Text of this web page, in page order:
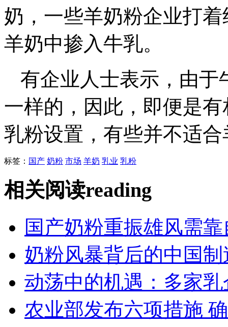
奶，一些羊奶粉企业打
羊奶中掺入牛乳。
有企业人士表示，由于
一样的，因此，即便是
乳粉设置，有些并不适合
标签： 国产 奶粉 市场 羊奶 乳业 乳粉
相关阅读reading
国产奶粉重振雄风需
奶粉风暴背后的中国制
动荡中的机遇：多家
农业部发布六项措施